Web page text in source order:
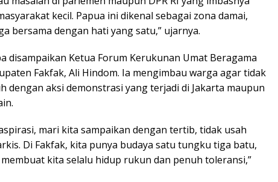
kecil. Papua ini dikenal sebagai zona damai,
bersama dengan hati yang satu,” ujarnya.
disampaikan Ketua Forum Kerukunan Umat Beragama
Fakfak, Ali Hindom. Ia mengimbau warga agar tidak
dengan aksi demonstrasi yang terjadi di Jakarta maupun
mari kita sampaikan dengan tertib, tidak usah
Di Fakfak, kita punya budaya satu tungku tiga batu,
kita selalu hidup rukun dan penuh toleransi,”